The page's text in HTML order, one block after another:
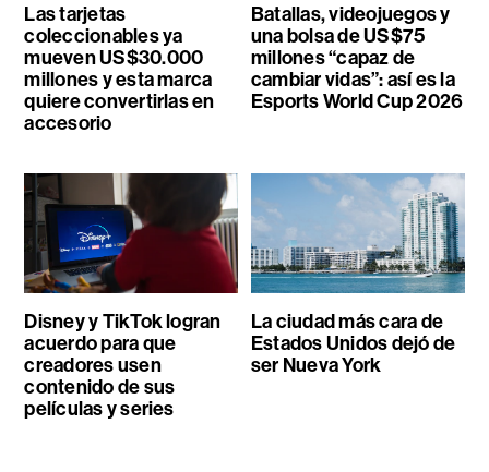
Las tarjetas
coleccionables ya
mueven US$30.000
millones y esta marca
quiere convertirlas en
accesorio
Batallas, videojuegos y
una bolsa de US$75
millones “capaz de
cambiar vidas”: así es la
Esports World Cup 2026
Disney y TikTok logran
acuerdo para que
creadores usen
contenido de sus
películas y series
La ciudad más cara de
Estados Unidos dejó de
ser Nueva York